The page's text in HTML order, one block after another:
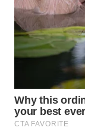
Wahana
Network
KONSUMEN
MASYARAKAT
KELISTRIKAN